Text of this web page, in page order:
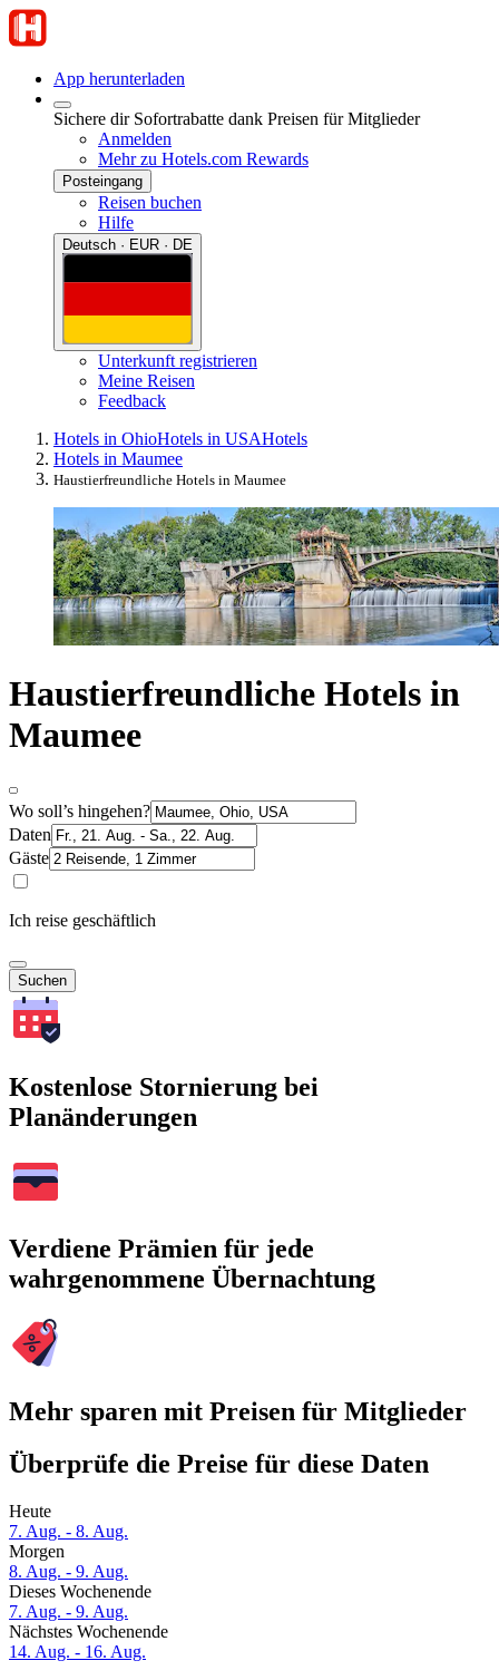
App herunterladen
Sichere dir Sofortrabatte dank Preisen für Mitglieder
Anmelden
Mehr zu Hotels.com Rewards
Posteingang
Reisen buchen
Hilfe
Deutsch · EUR · DE
Unterkunft registrieren
Meine Reisen
Feedback
Hotels in OhioHotels in USAHotels
Hotels in Maumee
Haustierfreundliche Hotels in Maumee
Haustierfreundliche Hotels in
Maumee
Wo soll’s hingehen?
Daten
Gäste
Ich reise geschäftlich
Suchen
Kostenlose Stornierung bei
Planänderungen
Verdiene Prämien für jede
wahrgenommene Übernachtung
Mehr sparen mit Preisen für Mitglieder
Überprüfe die Preise für diese Daten
Heute
7. Aug. - 8. Aug.
Morgen
8. Aug. - 9. Aug.
Dieses Wochenende
7. Aug. - 9. Aug.
Nächstes Wochenende
14. Aug. - 16. Aug.